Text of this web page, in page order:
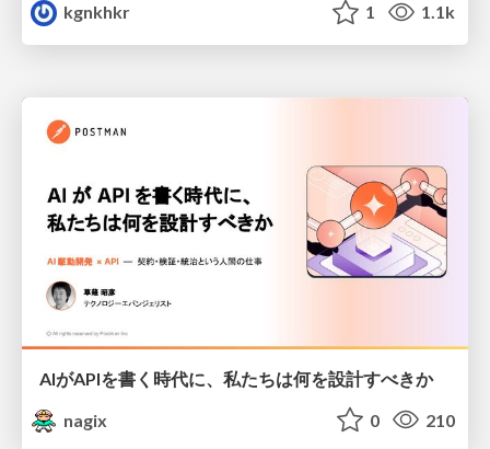
kgnkhkr
1 1.1k
AIがAPIを書く時代に、私たちは何を設計すべきか
nagix
0 210